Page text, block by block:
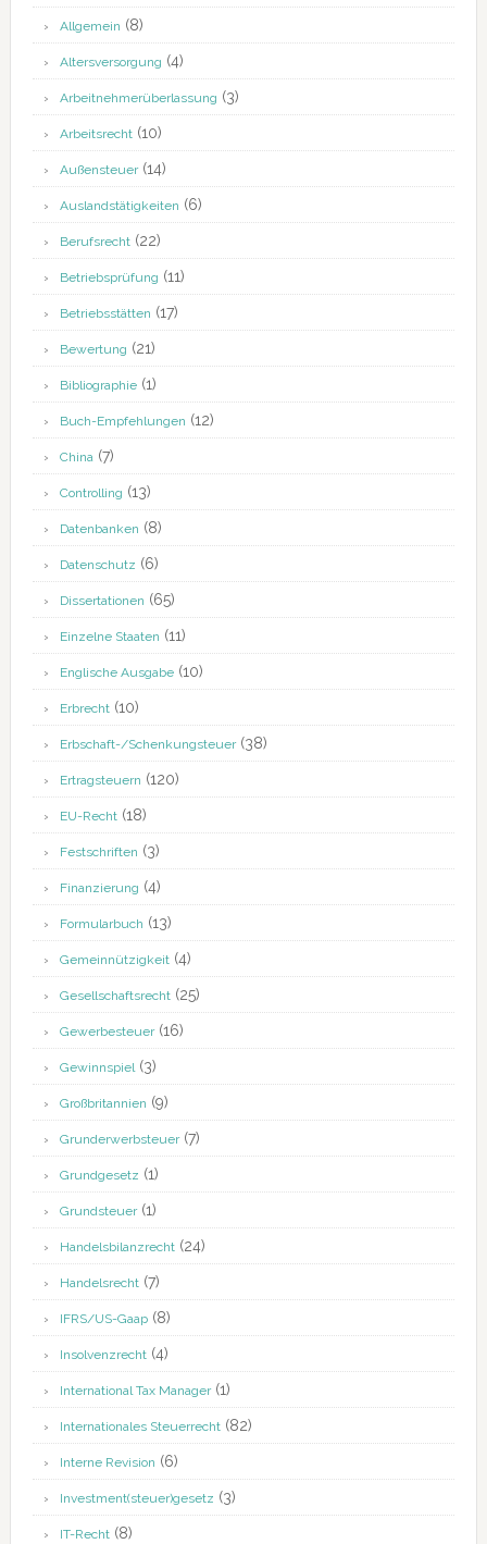
Allgemein (8)
Altersversorgung (4)
Arbeitnehmerüberlassung (3)
Arbeitsrecht(10)
Außensteuer(14)
Auslandstätigkeiten (6)
Berufsrecht(22)
Betriebsprüfung (11)
Betriebsstätten (17)
Bewertung (21)
Bibliographie(1)
Buch-Empfehlungen (12)
China(7)
Controlling (13)
Datenbanken (8)
Datenschutz (6)
Dissertationen (65)
Einzelne Staaten (11)
Englische Ausgabe(10)
Erbrecht(10)
Erbschaft-/Schenkungsteuer(38)
Ertragsteuern (120)
EU-Recht(18)
Festschriften (3)
Finanzierung (4)
Formularbuch (13)
Gemeinnützigkeit(4)
Gesellschaftsrecht(25)
Gewerbesteuer(16)
Gewinnspiel(3)
Großbritannien (9)
Grunderwerbsteuer(7)
Grundgesetz (1)
Grundsteuer(1)
Handelsbilanzrecht(24)
Handelsrecht(7)
IFRS/US-Gaap(8)
Insolvenzrecht(4)
International Tax Manager(1)
Internationales Steuerrecht(82)
Interne Revision (6)
Investment(steuer)gesetz (3)
IT-Recht(8)